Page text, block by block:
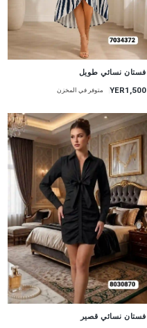
فستان نسائي طويل
YER1,500 متوفر في المخزن
فستان نسائي قصير